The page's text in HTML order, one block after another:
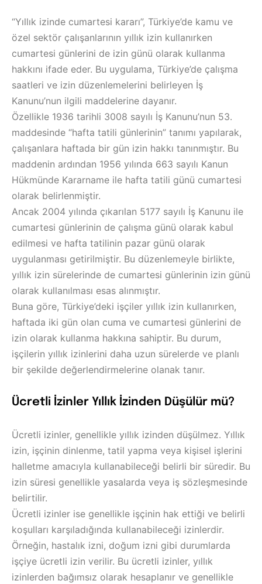
“Yıllık izinde cumartesi kararı”, Türkiye’de kamu ve
özel sektör çalışanlarının yıllık izin kullanırken
cumartesi günlerini de izin günü olarak kullanma
hakkını ifade eder. Bu uygulama, Türkiye’de çalışma
saatleri ve izin düzenlemelerini belirleyen İş
Kanunu’nun ilgili maddelerine dayanır.
Özellikle 1936 tarihli 3008 sayılı İş Kanunu’nun 53.
maddesinde “hafta tatili günlerinin” tanımı yapılarak,
çalışanlara haftada bir gün izin hakkı tanınmıştır. Bu
maddenin ardından 1956 yılında 663 sayılı Kanun
Hükmünde Kararname ile hafta tatili günü cumartesi
olarak belirlenmiştir.
Ancak 2004 yılında çıkarılan 5177 sayılı İş Kanunu ile
cumartesi günlerinin de çalışma günü olarak kabul
edilmesi ve hafta tatilinin pazar günü olarak
uygulanması getirilmiştir. Bu düzenlemeyle birlikte,
yıllık izin sürelerinde de cumartesi günlerinin izin günü
olarak kullanılması esas alınmıştır.
Buna göre, Türkiye’deki işçiler yıllık izin kullanırken,
haftada iki gün olan cuma ve cumartesi günlerini de
izin olarak kullanma hakkına sahiptir. Bu durum,
işçilerin yıllık izinlerini daha uzun sürelerde ve planlı
bir şekilde değerlendirmelerine olanak tanır.
Ücretli İzinler Yıllık İzinden Düşülür mü?
Ücretli izinler, genellikle yıllık izinden düşülmez. Yıllık
izin, işçinin dinlenme, tatil yapma veya kişisel işlerini
halletme amacıyla kullanabileceği belirli bir süredir. Bu
izin süresi genellikle yasalarda veya iş sözleşmesinde
belirtilir.
Ücretli izinler ise genellikle işçinin hak ettiği ve belirli
koşulları karşıladığında kullanabileceği izinlerdir.
Örneğin, hastalık izni, doğum izni gibi durumlarda
işçiye ücretli izin verilir. Bu ücretli izinler, yıllık
izinlerden bağımsız olarak hesaplanır ve genellikle